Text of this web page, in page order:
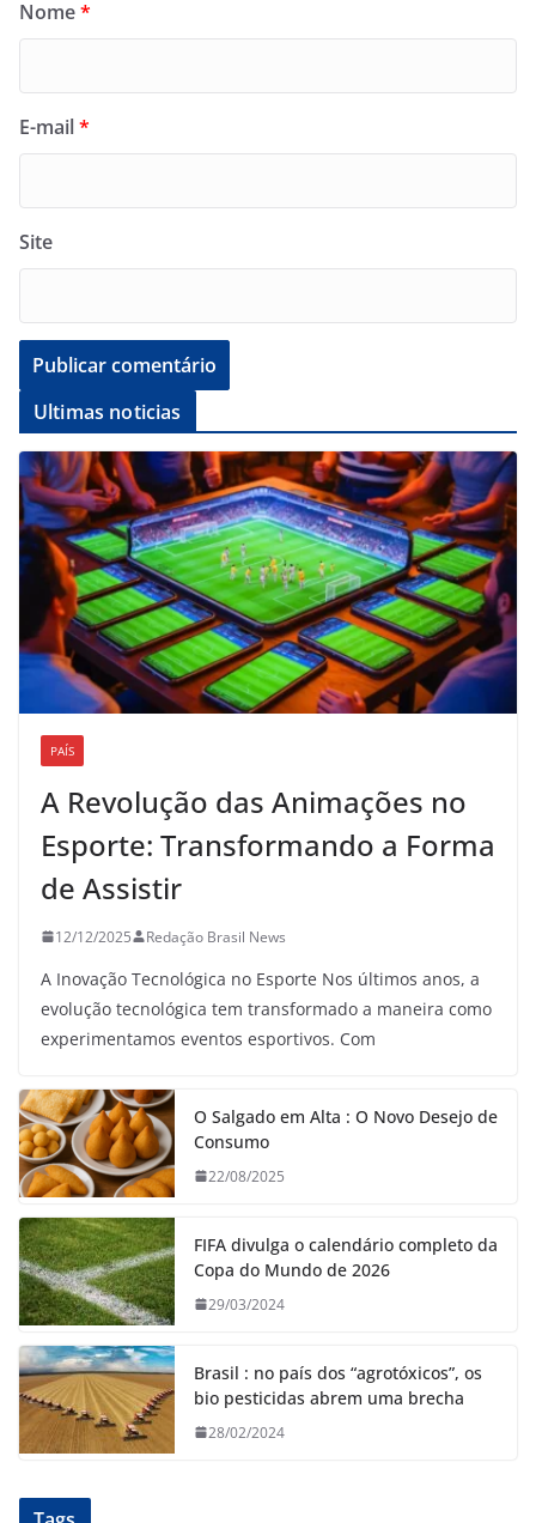
Nome*
E-mail*
Site
Ultimas noticias
PAÍS
A Revolução das Animações no
Esporte: Transformando a Forma
de Assistir
12/12/2025 Redação Brasil News
A Inovação Tecnológica no Esporte Nos últimos anos, a
evolução tecnológica tem transformado a maneira como
experimentamos eventos esportivos. Com
O Salgado em Alta : O Novo Desejo de
Consumo
22/08/2025
FIFA divulga o calendário completo da
Copa do Mundo de 2026
29/03/2024
Brasil : no país dos “agrotóxicos”, os
bio pesticidas abrem uma brecha
28/02/2024